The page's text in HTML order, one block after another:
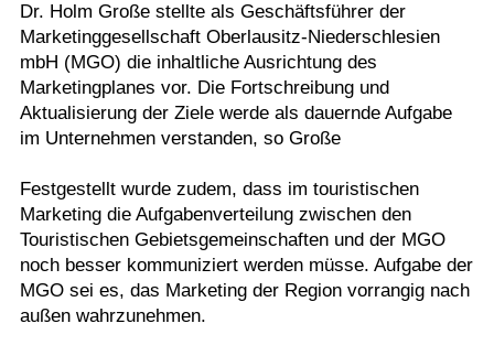
Dr. Holm Große stellte als Geschäftsführer der
Marketinggesellschaft Oberlausitz-Niederschlesien
mbH (MGO) die inhaltliche Ausrichtung des
Marketingplanes vor. Die Fortschreibung und
Aktualisierung der Ziele werde als dauernde Aufgabe
im Unternehmen verstanden, so Große
Festgestellt wurde zudem, dass im touristischen
Marketing die Aufgabenverteilung zwischen den
Touristischen Gebietsgemeinschaften und der MGO
noch besser kommuniziert werden müsse. Aufgabe der
MGO sei es, das Marketing der Region vorrangig nach
außen wahrzunehmen.